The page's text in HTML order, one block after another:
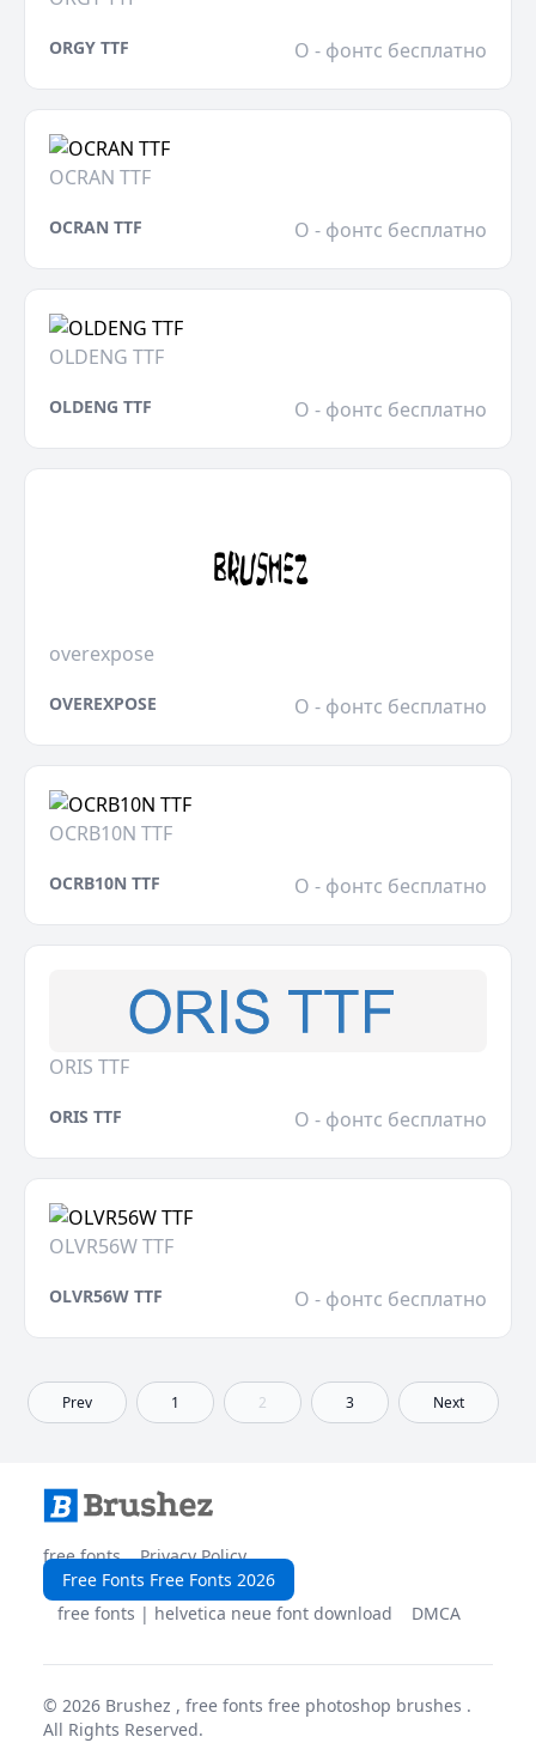
ORGY TTF O - фонтс бесплатно
OCRAN TTF
OCRAN TTF O - фонтс бесплатно
OLDENG TTF
OLDENG TTF O - фонтс бесплатно
overexpose
OVEREXPOSE O - фонтс бесплатно
OCRB10N TTF
OCRB10N TTF O - фонтс бесплатно
ORIS TTF
ORIS TTF O - фонтс бесплатно
OLVR56W TTF
OLVR56W TTF O - фонтс бесплатно
Prev 1 2 3 Next
free fonts
Privacy Policy
Free Fonts Free Fonts 2026
free fonts | helvetica neue font download
DMCA
© 2026 Brushez , free fonts free photoshop brushes .
All Rights Reserved.